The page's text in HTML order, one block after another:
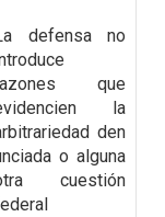
defensa no
que
la
den
o alguna
cuestión